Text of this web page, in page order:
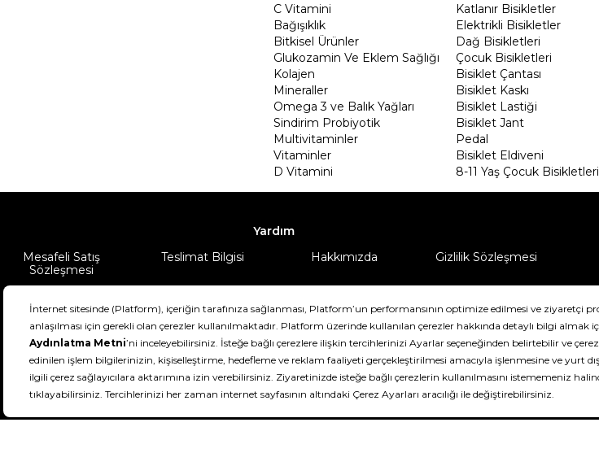
C Vitamini
Bağışıklık
Bitkisel Ürünler
Glukozamin Ve Eklem Sağlığı
Kolajen
Mineraller
Omega 3 ve Balık Yağları
Sindirim Probiyotik
Multivitaminler
Vitaminler
D Vitamini
Katlanır Bisikletler
Elektrikli Bisikletler
Dağ Bisikletleri
Çocuk Bisikletleri
Bisiklet Çantası
Bisiklet Kaskı
Bisiklet Lastiği
Bisiklet Jant
Pedal
Bisiklet Eldiveni
8-11 Yaş Çocuk Bisikletleri
Yardım
Mesafeli Satış
Sözleşmesi
Teslimat Bilgisi Hakkımızda Gizlilik Sözleşmesi
DeFactoFIT ©️ 2022-2026. Tüm hakları saklıdır.